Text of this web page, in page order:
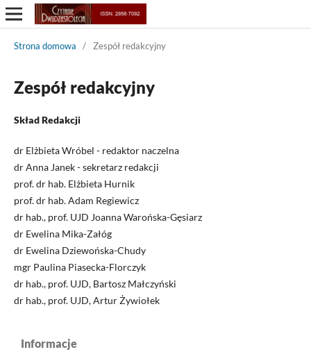
Strona domowa / Zespół redakcyjny
Zespół redakcyjny
Skład Redakcji
dr Elżbieta Wróbel - redaktor naczelna
dr Anna Janek - sekretarz redakcji
prof. dr hab. Elżbieta Hurnik
prof. dr hab. Adam Regiewicz
dr hab., prof. UJD Joanna Warońska-Gęsiarz
dr Ewelina Mika-Załóg
dr Ewelina Dziewońska-Chudy
mgr Paulina Piasecka-Florczyk
dr hab., prof. UJD, Bartosz Małczyński
dr hab., prof. UJD, Artur Żywiołek
Informacje